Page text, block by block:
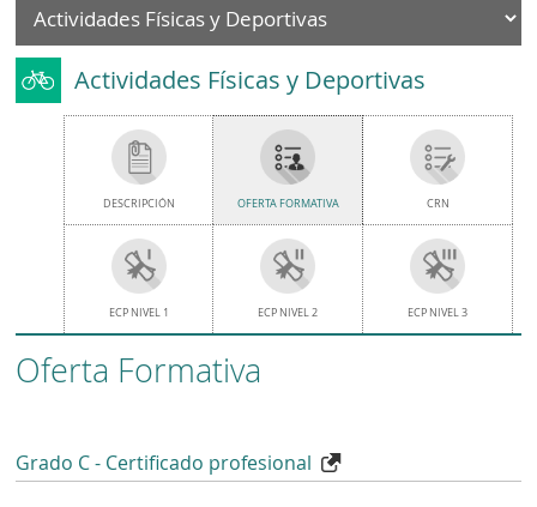
Actividades Físicas y Deportivas
DESCRIPCIÓN OFERTA FORMATIVA CRN
ECP NIVEL 1 ECP NIVEL 2 ECP NIVEL 3
Oferta Formativa
Grado C - Certificado profesional